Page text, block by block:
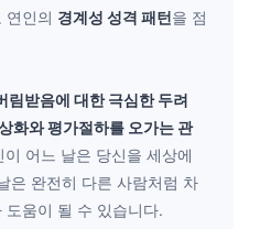
연인의 경계성 성격 패턴을 점
림받음에 대한 극심한 두려
화와 평가절하를 오가는 관
어느 날은 당신을 세상에
은 완전히 다른 사람처럼 차
도움이 될 수 있습니다.